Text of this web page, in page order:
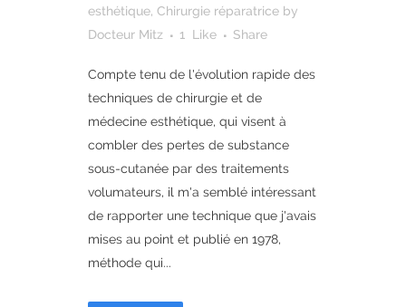
esthétique, Chirurgie réparatrice by
Docteur Mitz
1 Like Share
Compte tenu de l'évolution rapide des
techniques de chirurgie et de
médecine esthétique, qui visent à
combler des pertes de substance
sous-cutanée par des traitements
volumateurs, il m'a semblé intéressant
de rapporter une technique que j'avais
mises au point et publié en 1978,
méthode qui...